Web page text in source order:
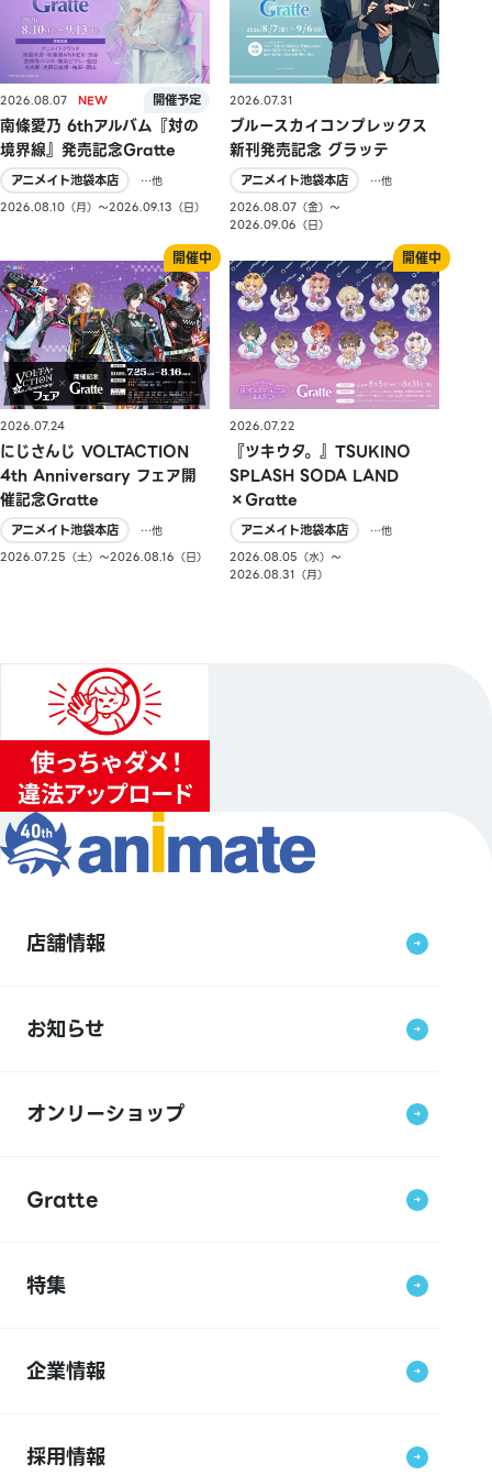
2026.08.07
南條愛乃 6thアルバム『対の
境界線』発売記念Gratte
アニメイト池袋本店
…他
2026.08.10（月）〜2026.09.13（日）
2026.07.31
ブルースカイコンプレックス
新刊発売記念 グラッテ
アニメイト池袋本店
…他
2026.08.07（金）〜
2026.09.06（日）
2026.07.24
にじさんじ VOLTACTION
4th Anniversary フェア開
催記念Gratte
アニメイト池袋本店
…他
2026.07.25（土）〜2026.08.16（日）
2026.07.22
『ツキウタ。』TSUKINO
SPLASH SODA LAND
×Gratte
アニメイト池袋本店
…他
2026.08.05（水）〜
2026.08.31（月）
店舗情報
お知らせ
オンリーショップ
Gratte
特集
企業情報
採用情報